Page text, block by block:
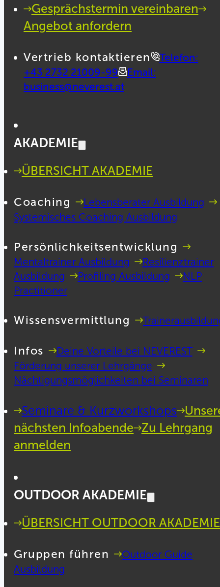
Gesprächstermin vereinbaren
Angebot anfordern
Vertrieb kontaktieren
Telefon:
+43 2732 21009-99
Email:
business@neverest.at
AKADEMIE
ÜBERSICHT AKADEMIE
Coaching
Lebensberater Ausbildung
Systemisches Coaching Ausbildung
Persönlichkeitsentwicklung
Mentaltrainer Ausbildung
Resilienztrainer
Ausbildung
Profiling Ausbildung
NLP
Practitioner
Wissensvermittlung
Infos
Deine Vorteile bei NEVEREST
Förderung unserer Lehrgänge
Nächtigungsmöglichkeiten bei Seminaren
Seminare & Kurzworkshops
nächsten Infoabende Zu Lehrgang
anmelden
OUTDOOR AKADEMIE
ÜBERSICHT OUTDOOR AKADEMIE
Gruppen führen
Outdoor Guide
Ausbildung